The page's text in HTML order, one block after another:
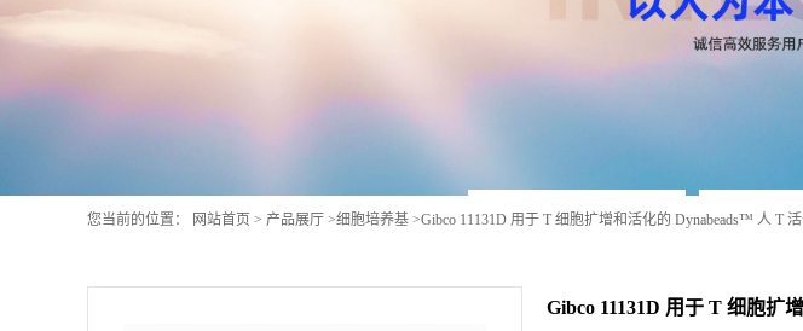
您当前的位置： 网站首页 > 产品展厅 >细胞培养基 >Gibco 11131D 用于 T 细胞扩增和活化的 Dynabeads™ 人 T
Gibco 11131D 用于 T 细胞扩